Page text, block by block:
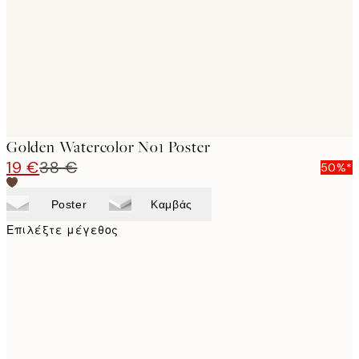
Golden Watercolor No1 Poster
19 €38 € 50%*
Poster Καμβάς
Επιλέξτε μέγεθος